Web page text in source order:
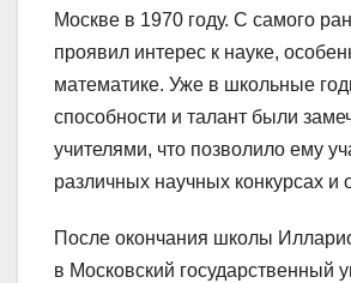
Москве в 1970 году. С самого
проявил интерес к науке,
математике. Уже в школьные
способности и талант были
учителями, что позволило ему
различных научных конкурсах и
После окончания школы
в Московский государственный